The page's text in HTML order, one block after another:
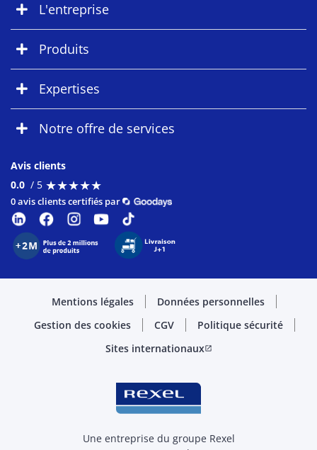
L'entreprise
Produits
Expertises
Notre offre de services
Avis clients
0.0 / 5 ★★★★★
★★★★★
0 avis clients certifiés par
Mentions légales
Données personnelles
Gestion des cookies
CGV
Politique sécurité
Sites internationauxopen_in_new
Une entreprise du groupe Rexel